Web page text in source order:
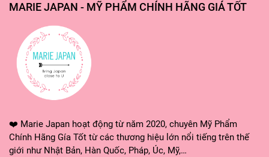
MARIE JAPAN - MỸ PHẨM CHÍNH HÃNG GIÁ TỐT
❤️ Marie Japan hoạt động từ năm 2020, chuyên Mỹ Phẩm
Chính Hãng Gía Tốt từ các thương hiệu lớn nổi tiếng trên thế
giới như Nhật Bản, Hàn Quốc, Pháp, Úc, Mỹ,…